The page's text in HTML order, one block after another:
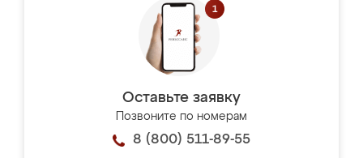
Оставьте заявку
Позвоните по номерам
8 (800) 511-89-55